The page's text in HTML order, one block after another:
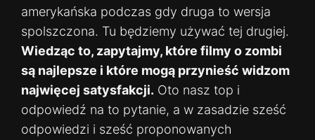
amerykańska podczas gdy druga to wersja
spolszczona. Tu będziemy używać tej drugiej.
Wiedząc to, zapytajmy, które filmy o zombi
są najlepsze i które mogą przynieść widzom
najwięcej satysfakcji. Oto nasz top i
odpowiedź na to pytanie, a w zasadzie sześć
odpowiedzi i sześć proponowanych